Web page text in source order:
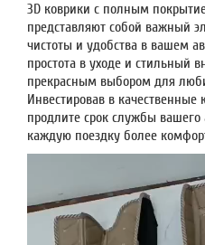
3D коврики с полным
представляют собой важный
чистоты и удобства в вашем
простота в уходе и стильный
прекрасным выбором для
Инвестировав в качественные
продлите срок службы
каждую поездку более